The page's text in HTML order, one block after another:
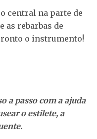
central na parte de
as rebarbas de
o instrumento!
a passo com a ajuda
o estilete, a